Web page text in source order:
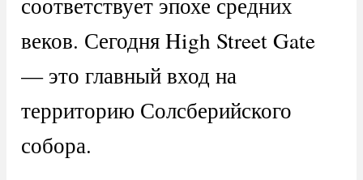
веков. Сегодня High Street Gate
— это главный вход на
территорию Солсберийского
собора.